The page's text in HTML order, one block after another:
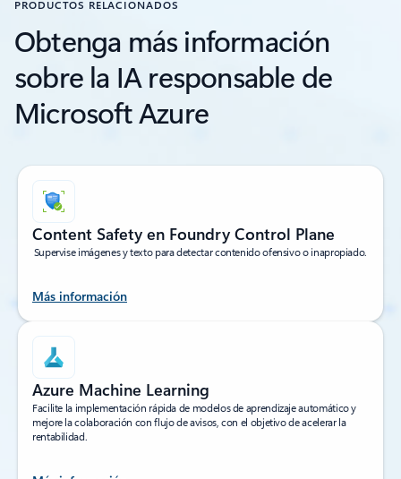
PRODUCTOS RELACIONADOS
Obtenga más información
sobre la IA responsable de
Microsoft Azure
Content Safety en Foundry Control Plane
Supervise imágenes y texto para detectar contenido ofensivo o inapropiado.
Más información
Azure Machine Learning
Facilite la implementación rápida de modelos de aprendizaje automático y
mejore la colaboración con flujo de avisos, con el objetivo de acelerar la
rentabilidad.